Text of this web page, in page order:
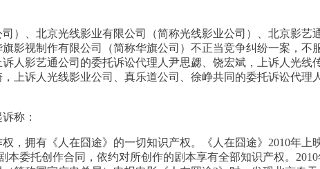
）、北京光线影业有限公司（简称光线影业公司）、北京影
影视制作有限公司（简称华旗公司）不正当竞争纠纷一案，不
人影艺通公司的委托诉讼代理人尹思勰、饶宏斌，上诉人光
上诉人光线影业公司、真乐道公司、徐峥共同的委托诉讼代
称：
，拥有《人在囧途》的一切知识产权。《人在囧途》2010年
委托创作合同，依约对所创作的剧本享有全部知识产权。